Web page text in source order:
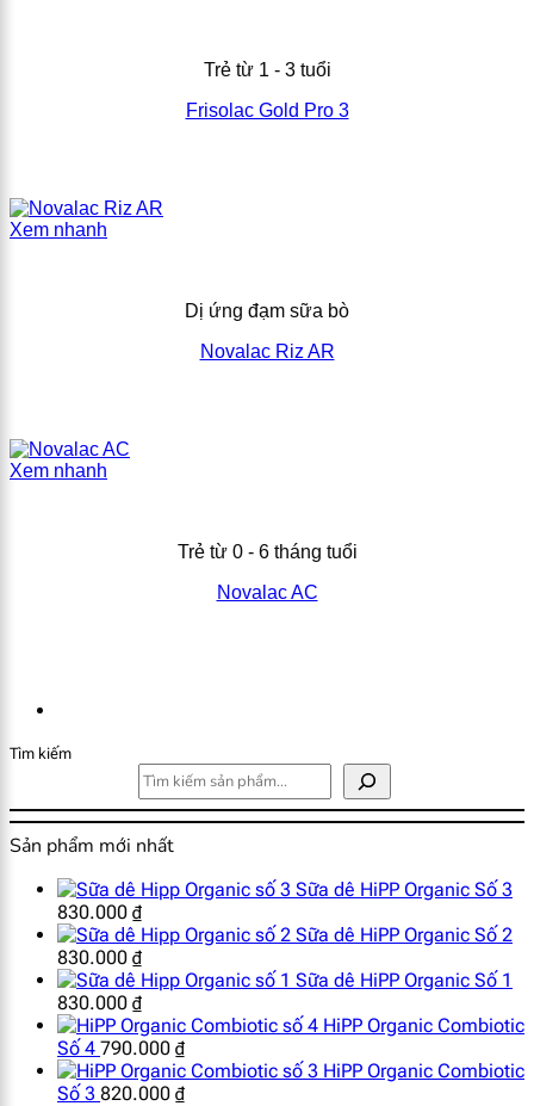
Trẻ từ 1 - 3 tuổi
Frisolac Gold Pro 3
Xem nhanh
Dị ứng đạm sữa bò
Novalac Riz AR
Xem nhanh
Trẻ từ 0 - 6 tháng tuổi
Novalac AC
Tìm kiếm
Sản phẩm mới nhất
Sữa dê HiPP Organic Số 3
830.000 ₫
Sữa dê HiPP Organic Số 2
830.000 ₫
Sữa dê HiPP Organic Số 1
830.000 ₫
HiPP Organic Combiotic
Số 4 790.000 ₫
HiPP Organic Combiotic
Số 3 820.000 ₫